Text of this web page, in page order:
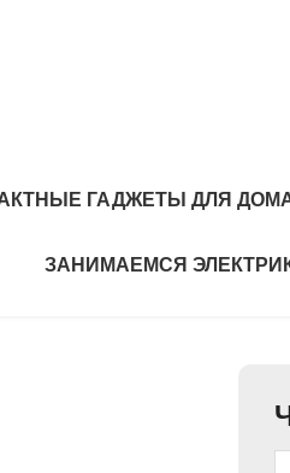
ГАДЖЕТЫ ДЛЯ
ЗАНИМАЕМСЯ